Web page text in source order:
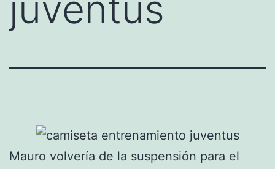
Mauro volvería de la suspensión para el